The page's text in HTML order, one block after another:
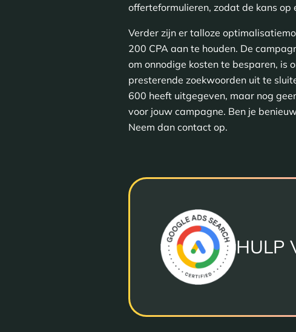
offerteformulieren, zodat de kans
Verder zijn er talloze
200 CPA aan te houden. De
om onnodige kosten te besparen, is
presterende zoekwoorden uit te
600 heeft uitgegeven, maar nog
voor jouw campagne. Ben je
Neem dan contact op.
HULP